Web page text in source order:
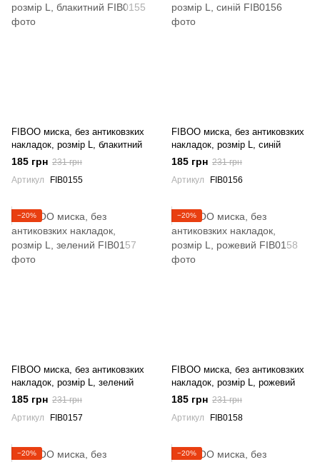
FIBOO миска, без антиковзких
накладок, розмір L, блакитний
185 грн 231 грн
Артикул
FIB0155
FIBOO миска, без антиковзких
накладок, розмір L, синій
185 грн 231 грн
Артикул
FIB0156
−20%
FIBOO миска, без антиковзких
накладок, розмір L, зелений
185 грн 231 грн
Артикул
FIB0157
−20%
FIBOO миска, без антиковзких
накладок, розмір L, рожевий
185 грн 231 грн
Артикул
FIB0158
−20% −20%